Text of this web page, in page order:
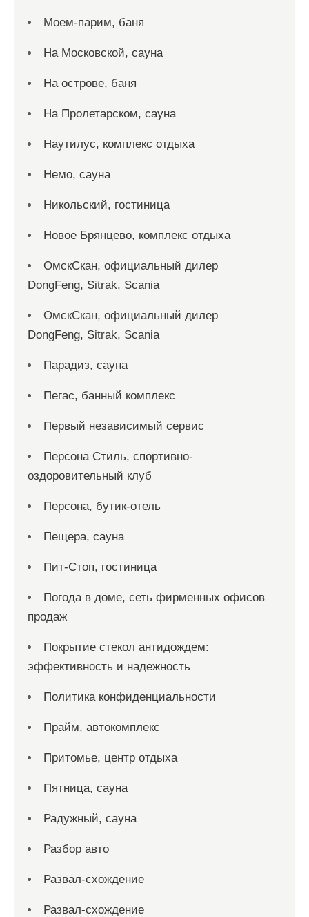
Моем-парим, баня
На Московской, сауна
На острове, баня
На Пролетарском, сауна
Наутилус, комплекс отдыха
Немо, сауна
Никольский, гостиница
Новое Брянцево, комплекс отдыха
ОмскСкан, официальный дилер
DongFeng, Sitrak, Scania
ОмскСкан, официальный дилер
DongFeng, Sitrak, Scania
Парадиз, сауна
Пегас, банный комплекс
Первый независимый сервис
Персона Стиль, спортивно-
оздоровительный клуб
Персона, бутик-отель
Пещера, сауна
Пит-Стоп, гостиница
Погода в доме, сеть фирменных офисов
продаж
Покрытие стекол антидождем:
эффективность и надежность
Политика конфиденциальности
Прайм, автокомплекс
Притомье, центр отдыха
Пятница, сауна
Радужный, сауна
Разбор авто
Развал-схождение
Развал-схождение